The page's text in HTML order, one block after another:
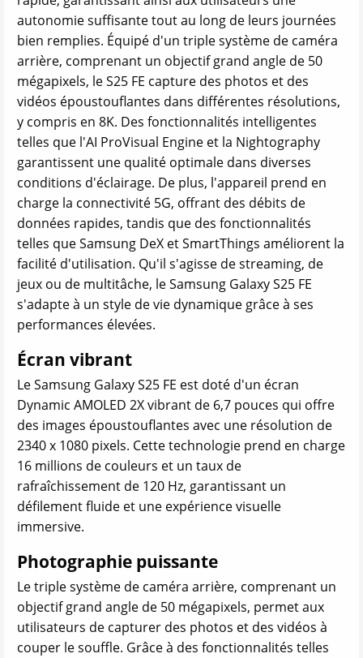
autonomie suffisante tout au long de leurs journées
bien remplies. Équipé d'un triple système de caméra
arrière, comprenant un objectif grand angle de 50
mégapixels, le S25 FE capture des photos et des
vidéos époustouflantes dans différentes résolutions,
y compris en 8K. Des fonctionnalités intelligentes
telles que l'AI ProVisual Engine et la Nightography
garantissent une qualité optimale dans diverses
conditions d'éclairage. De plus, l'appareil prend en
charge la connectivité 5G, offrant des débits de
données rapides, tandis que des fonctionnalités
telles que Samsung DeX et SmartThings améliorent la
facilité d'utilisation. Qu'il s'agisse de streaming, de
jeux ou de multitâche, le Samsung Galaxy S25 FE
s'adapte à un style de vie dynamique grâce à ses
performances élevées.
Écran vibrant
Le Samsung Galaxy S25 FE est doté d'un écran
Dynamic AMOLED 2X vibrant de 6,7 pouces qui offre
des images époustouflantes avec une résolution de
2340 x 1080 pixels. Cette technologie prend en charge
16 millions de couleurs et un taux de
rafraîchissement de 120 Hz, garantissant un
défilement fluide et une expérience visuelle
immersive.
Photographie puissante
Le triple système de caméra arrière, comprenant un
objectif grand angle de 50 mégapixels, permet aux
utilisateurs de capturer des photos et des vidéos à
couper le souffle. Grâce à des fonctionnalités telles